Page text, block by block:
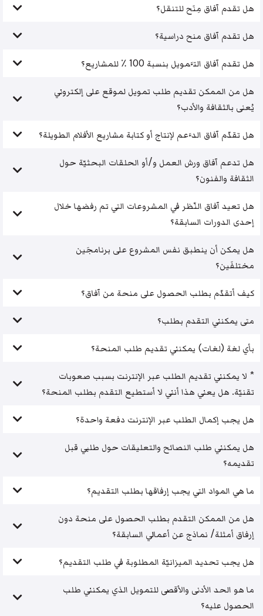
هل تقدم آفاق مِنَح للتنقل؟
هل تقدم آفاق منح دراسية؟
هل تقدم آفاق التَّمويل بنسبة 100 ٪ للمشاريع؟
هل من الممكن تقديم طلب تمويل لموقع على إلكتروني
يُعنى بالثقافة والأدب؟
هل تقدّم آفاق الدَّعم لإنتاج أو كتابة مشاريع الأفلام الطويلة؟
هل تدعم آفاق ورش العمل و/أو الحلقات البحثيّة حول
الثقافة والفنون؟
هل تعيد آفاق النّظر في المشروعات التي تم رفضها خلال
إحدى الدورات السابقة؟
هل يمكن أن ينطبق نفس المشروع على برنامجَين
مختلفَين؟
كيف أتقدّم بطلب الحصول على منحة من آفاق؟
متى يمكنني التقدم بطلب؟
بأي لغة (لغات) يمكنني تقديم طلب المنحة؟
* لا يمكنني تقديم الطلب عبر الإنترنت بسبب صعوبات
تقنيّة. هل يعني هذا أنني لا أستطيع التقدم بطلب المنحة؟
هل يجب إكمال الطلب عبر الإنترنت دفعة واحدة؟
هل يمكنني طلب النصائح والتعليقات حول طلبي قبل
تقديمه؟
ما هي المواد التي يجب إرفاقها بطلب التقديم؟
هل من الممكن التقدم بطلب الحصول على منحة دون
إرفاق أمثلة/ نماذج عن أعمالي السابقة؟
هل يجب تحديد الميزانيّة المطلوبة في طلب التقديم؟
ما هو الحد الأدنى والأقصى للتمويل الذي يمكنني طلب
الحصول عليه؟